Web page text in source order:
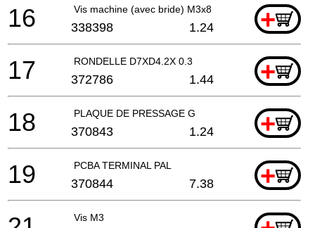
Vis machine (avec bride) M3x8 +
16 338398 1.24
RONDELLE D7XD4.2X 0.3 +
17 372786 1.44
PLAQUE DE PRESSAGE G +
18 370843 1.24
PCBA TERMINAL PAL +
19 370844 7.38
Vis M3